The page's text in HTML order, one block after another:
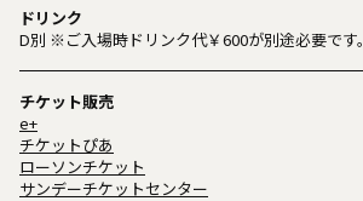
ドリンク
D別 ※ご入場時ドリンク代￥600が別途必要です。
チケット販売
e+
チケットぴあ
ローソンチケット
サンデーチケットセンター